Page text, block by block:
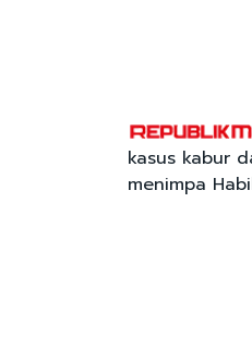
kasus kabur
menimpa